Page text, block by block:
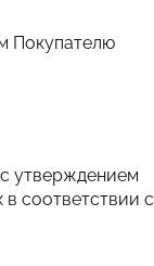
Покупателю
утверждением
соответствии с